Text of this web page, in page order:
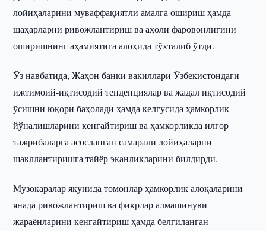
лойиҳаларини муваффақиятли амалга ошириш ҳамда
шаҳарларни ривожлантириш ва аҳоли фаровонлигини
оширишнинг аҳамиятига алоҳида тўхталиб ўтди.
Ўз навбатида, Жаҳон банки вакиллари Ўзбекистондаги
ижтимоий-иқтисодий тенденциялар ва жадал иқтисодий
ўсишни юқори баҳолади ҳамда келгусида ҳамкорлик
йўналишларини кенгайтириш ва ҳамкорликда илғор
тажрибаларга асосланган самарали лойиҳаларни
шакллантиришга тайёр эканликларини билдирди.
Музокаралар якунида томонлар ҳамкорлик алоқаларини
янада ривожлантириш ва фикрлар алмашинуви
жараёнларини кенгайтириш ҳамда белгиланган